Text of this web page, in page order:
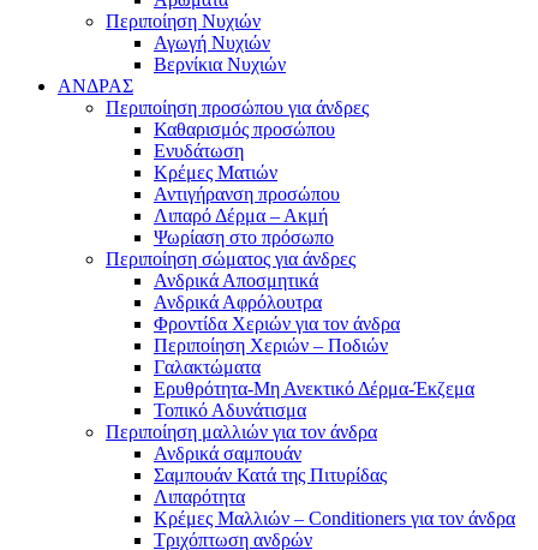
Περιποίηση Νυχιών
Αγωγή Νυχιών
Βερνίκια Νυχιών
ΑΝΔΡΑΣ
Περιποίηση προσώπου για άνδρες
Καθαρισμός προσώπου
Ενυδάτωση
Κρέμες Ματιών
Αντιγήρανση προσώπου
Λιπαρό Δέρμα – Ακμή
Ψωρίαση στο πρόσωπο
Περιποίηση σώματος για άνδρες
Ανδρικά Αποσμητικά
Ανδρικά Αφρόλουτρα
Φροντίδα Χεριών για τον άνδρα
Περιποίηση Χεριών – Ποδιών
Γαλακτώματα
Ερυθρότητα-Μη Ανεκτικό Δέρμα-Έκζεμα
Τοπικό Αδυνάτισμα
Περιποίηση μαλλιών για τον άνδρα
Ανδρικά σαμπουάν
Σαμπουάν Κατά της Πιτυρίδας
Λιπαρότητα
Κρέμες Μαλλιών – Conditioners για τον άνδρα
Τριχόπτωση ανδρών